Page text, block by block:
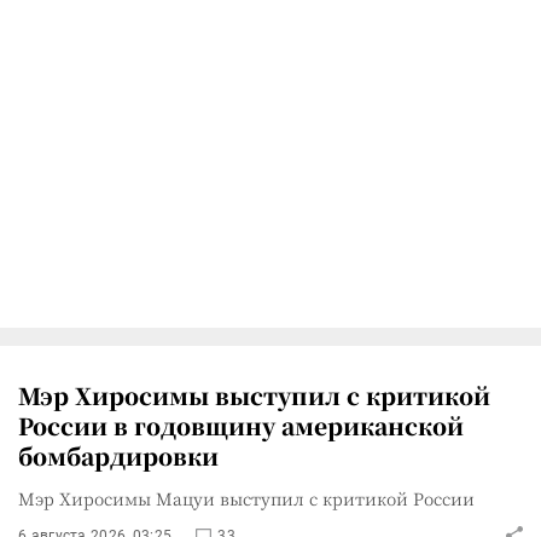
Мэр Хиросимы выступил с критикой
России в годовщину американской
бомбардировки
Мэр Хиросимы Мацуи выступил с критикой России